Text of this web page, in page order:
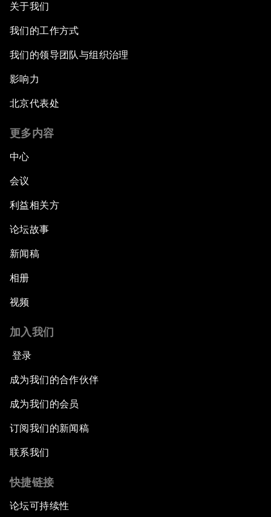
关于我们
我们的工作方式
我们的领导团队与组织治理
影响力
北京代表处
更多内容
中心
会议
利益相关方
论坛故事
新闻稿
相册
视频
加入我们
登录
成为我们的合作伙伴
成为我们的会员
订阅我们的新闻稿
联系我们
快捷链接
论坛可持续性